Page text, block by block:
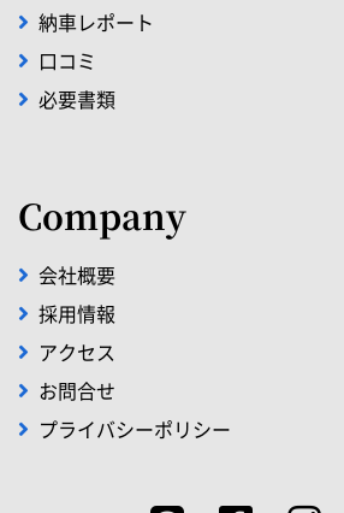
納車レポート
口コミ
必要書類
Company
会社概要
採用情報
アクセス
お問合せ
プライバシーポリシー